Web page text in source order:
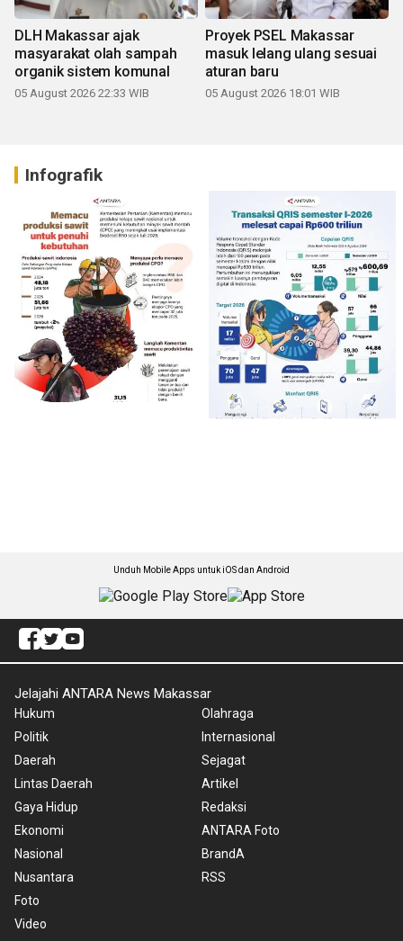
DLH Makassar ajak
masyarakat olah sampah
organik sistem komunal
05 August 2026 22:33 WIB
Proyek PSEL Makassar
masuk lelang ulang sesuai
aturan baru
05 August 2026 18:01 WIB
Infografik
Unduh Mobile Apps untuk iOS dan Android
Jelajahi ANTARA News Makassar
Hukum
Politik
Daerah
Lintas Daerah
Gaya Hidup
Ekonomi
Nasional
Nusantara
Foto
Video
Olahraga
Internasional
Sejagat
Artikel
Redaksi
ANTARA Foto
BrandA
RSS